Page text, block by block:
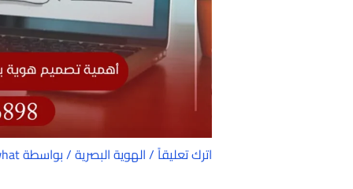
اترك تعليقاً/الهوية البصرية/ بواسطة